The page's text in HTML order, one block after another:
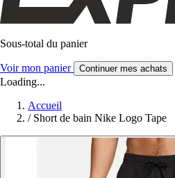
Sous-total du panier
Voir mon panier Continuer mes achats
Loading...
Accueil
/ Short de bain Nike Logo Tape